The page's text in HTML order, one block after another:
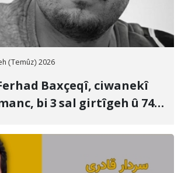
(Temûz) 2026
Baxçeqî, ciwanekî
bi 3 sal girtîgeh û 74